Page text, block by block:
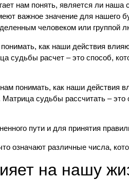
нам понять, является ли
важное значение для нашего
человеком или группой
как наши действия
судьбы расчет – это способ,
понимать, как наши
судьбы рассчитать –
пути и для принятия
означают различные числа,
на нашу